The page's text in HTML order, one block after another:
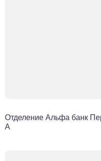
Отделение Альфа банк
А